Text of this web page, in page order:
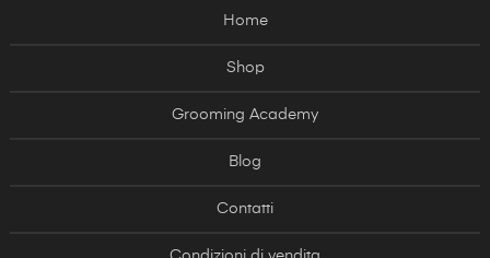
Home
Shop
Grooming Academy
Blog
Contatti